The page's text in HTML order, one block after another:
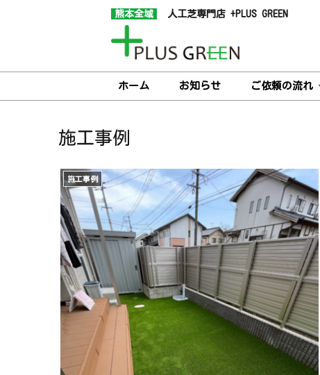
熊本全域 人工芝専門店 +PLUS GREEN
ホーム お知らせ ご依頼の流れ
施工事例
施工事例